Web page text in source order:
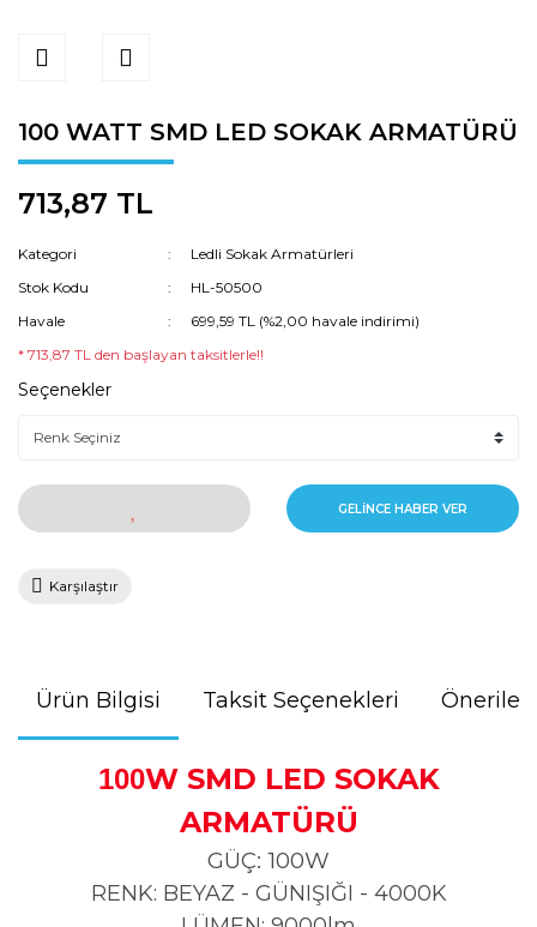
100 WATT SMD LED SOKAK ARMATÜRÜ
713,87 TL
Kategori
Ledli Sokak Armatürleri
Stok Kodu
HL-50500
Havale
699,59 TL (%2,00 havale indirimi)
* 713,87 TL den başlayan taksitlerle!!
Seçenekler
GELİNCE HABER VER
Karşılaştır
Ürün Bilgisi Taksit Seçenekleri
100W SMD LED SOKAK
ARMATÜRÜ
GÜÇ: 100W
RENK: BEYAZ - GÜNIŞIĞI - 4000K